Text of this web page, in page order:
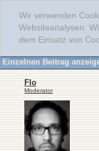
Wir verwenden
Websiteanalysen.
dem Einsatz von
Einzelnen Beitrag
Flo
Moderator